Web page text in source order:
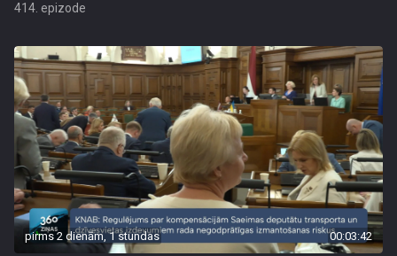
414. epizode
pirms 2 dienām, 1 stundas 00:03:42